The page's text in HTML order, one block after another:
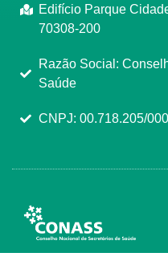
Edifício Parque
70308-200
Razão Social:
Saúde
CNPJ: 00.718.205/